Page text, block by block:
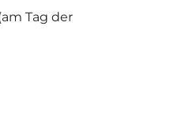
Tag der